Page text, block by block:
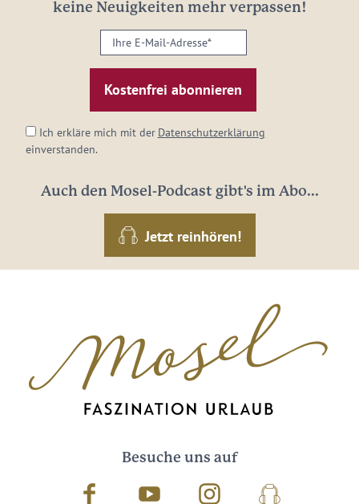
keine Neuigkeiten mehr verpassen!
Ihre
E-
Mail-
Adresse:
Ich erkläre mich mit der Datenschutzerklärung
einverstanden.
Auch den Mosel-Podcast gibt's im Abo...
Jetzt reinhören!
Besuche uns auf
Facebook Youtube InstagramPodcast